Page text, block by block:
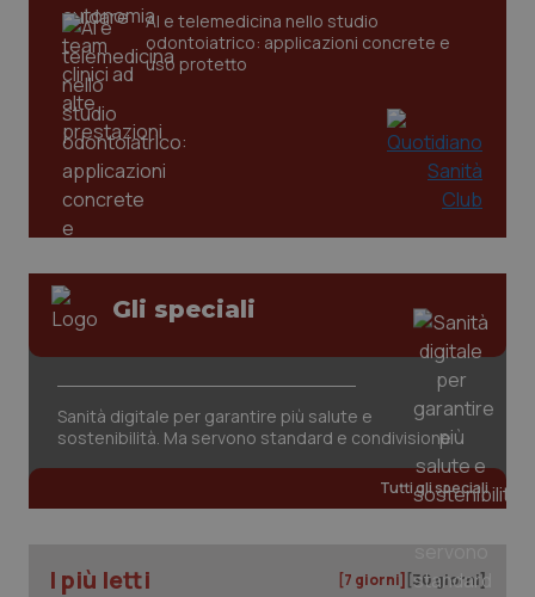
AI e telemedicina nello studio
odontoiatrico: applicazioni concrete e
uso protetto
Gli speciali
Sanità digitale per garantire più salute e
sostenibilità. Ma servono standard e condivisione
Tutti gli speciali
I più letti [7 giorni] [30 giorni]
CookieScriptConsent
5
tracking-sites-ironfish-
www.quotidianosanita.it